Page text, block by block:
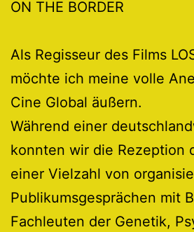
ON THE BORDER
Als Regisseur des Films
möchte ich meine volle
Cine Global äußern.
Während einer
konnten wir die Rezeption
einer Vielzahl von
Publikumsgesprächen mit
Fachleuten der Genetik,